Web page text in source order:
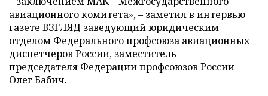
авиационного комитета», – заметил в интервью
газете ВЗГЛЯД заведующий юридическим
отделом Федерального профсоюза авиационных
диспетчеров России, заместитель
председателя Федерации профсоюзов России
Олег Бабич.